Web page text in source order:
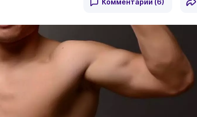
Комментарии (6)